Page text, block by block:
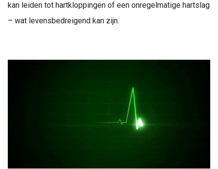
kan leiden tot hartkloppingen of een onregelmatige hartslag
– wat levensbedreigend kan zijn.